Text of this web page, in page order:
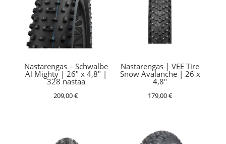
Nastarengas – Schwalbe
Al Mighty | 26″ x 4,8″ |
328 nastaa
209,00€
Nastarengas | VEE Tire
Snow Avalanche | 26 x
4,8″
179,00€